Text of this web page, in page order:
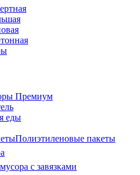
Премиум
еды
Полиэтиленовые пакеты
с завязками